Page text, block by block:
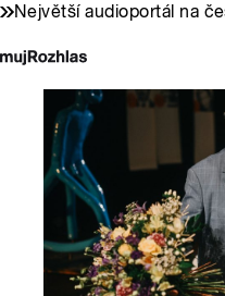
Největší audioportál na